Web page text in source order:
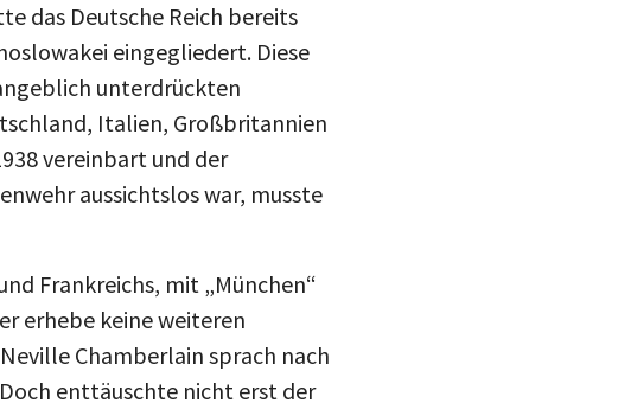
das Deutsche Reich bereits
eingegliedert. Diese
unterdrückten
Italien, Großbritannien
vereinbart und der
aussichtslos war, musste
Frankreichs, mit „München“
erhebe keine weiteren
Chamberlain sprach nach
enttäuschte nicht erst der